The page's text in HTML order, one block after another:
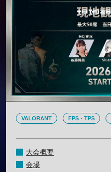
VALORANT FPS・TPS
大会概要
会場